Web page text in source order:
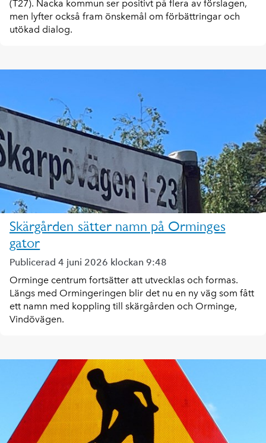
(T27). Nacka kommun ser positivt på flera av förslagen,
men lyfter också fram önskemål om förbättringar och
utökad dialog.
Skärgården sätter namn på Orminges
gator
Publicerad 4 juni 2026 klockan 9:48
Orminge centrum fortsätter att utvecklas och formas.
Längs med Ormingeringen blir det nu en ny väg som fått
ett namn med koppling till skärgården och Orminge,
Vindövägen.